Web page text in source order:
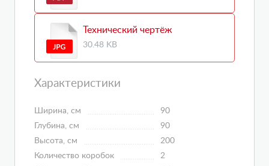
Технический чертёж
30.48 KB
Характеристики
Ширина, см
90
Глубина, см
90
Высота, см
200
Количество коробок
2